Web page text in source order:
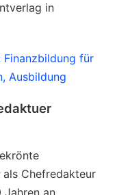
in
Finanzbildung für
Ausbildung
als Chefredakteur